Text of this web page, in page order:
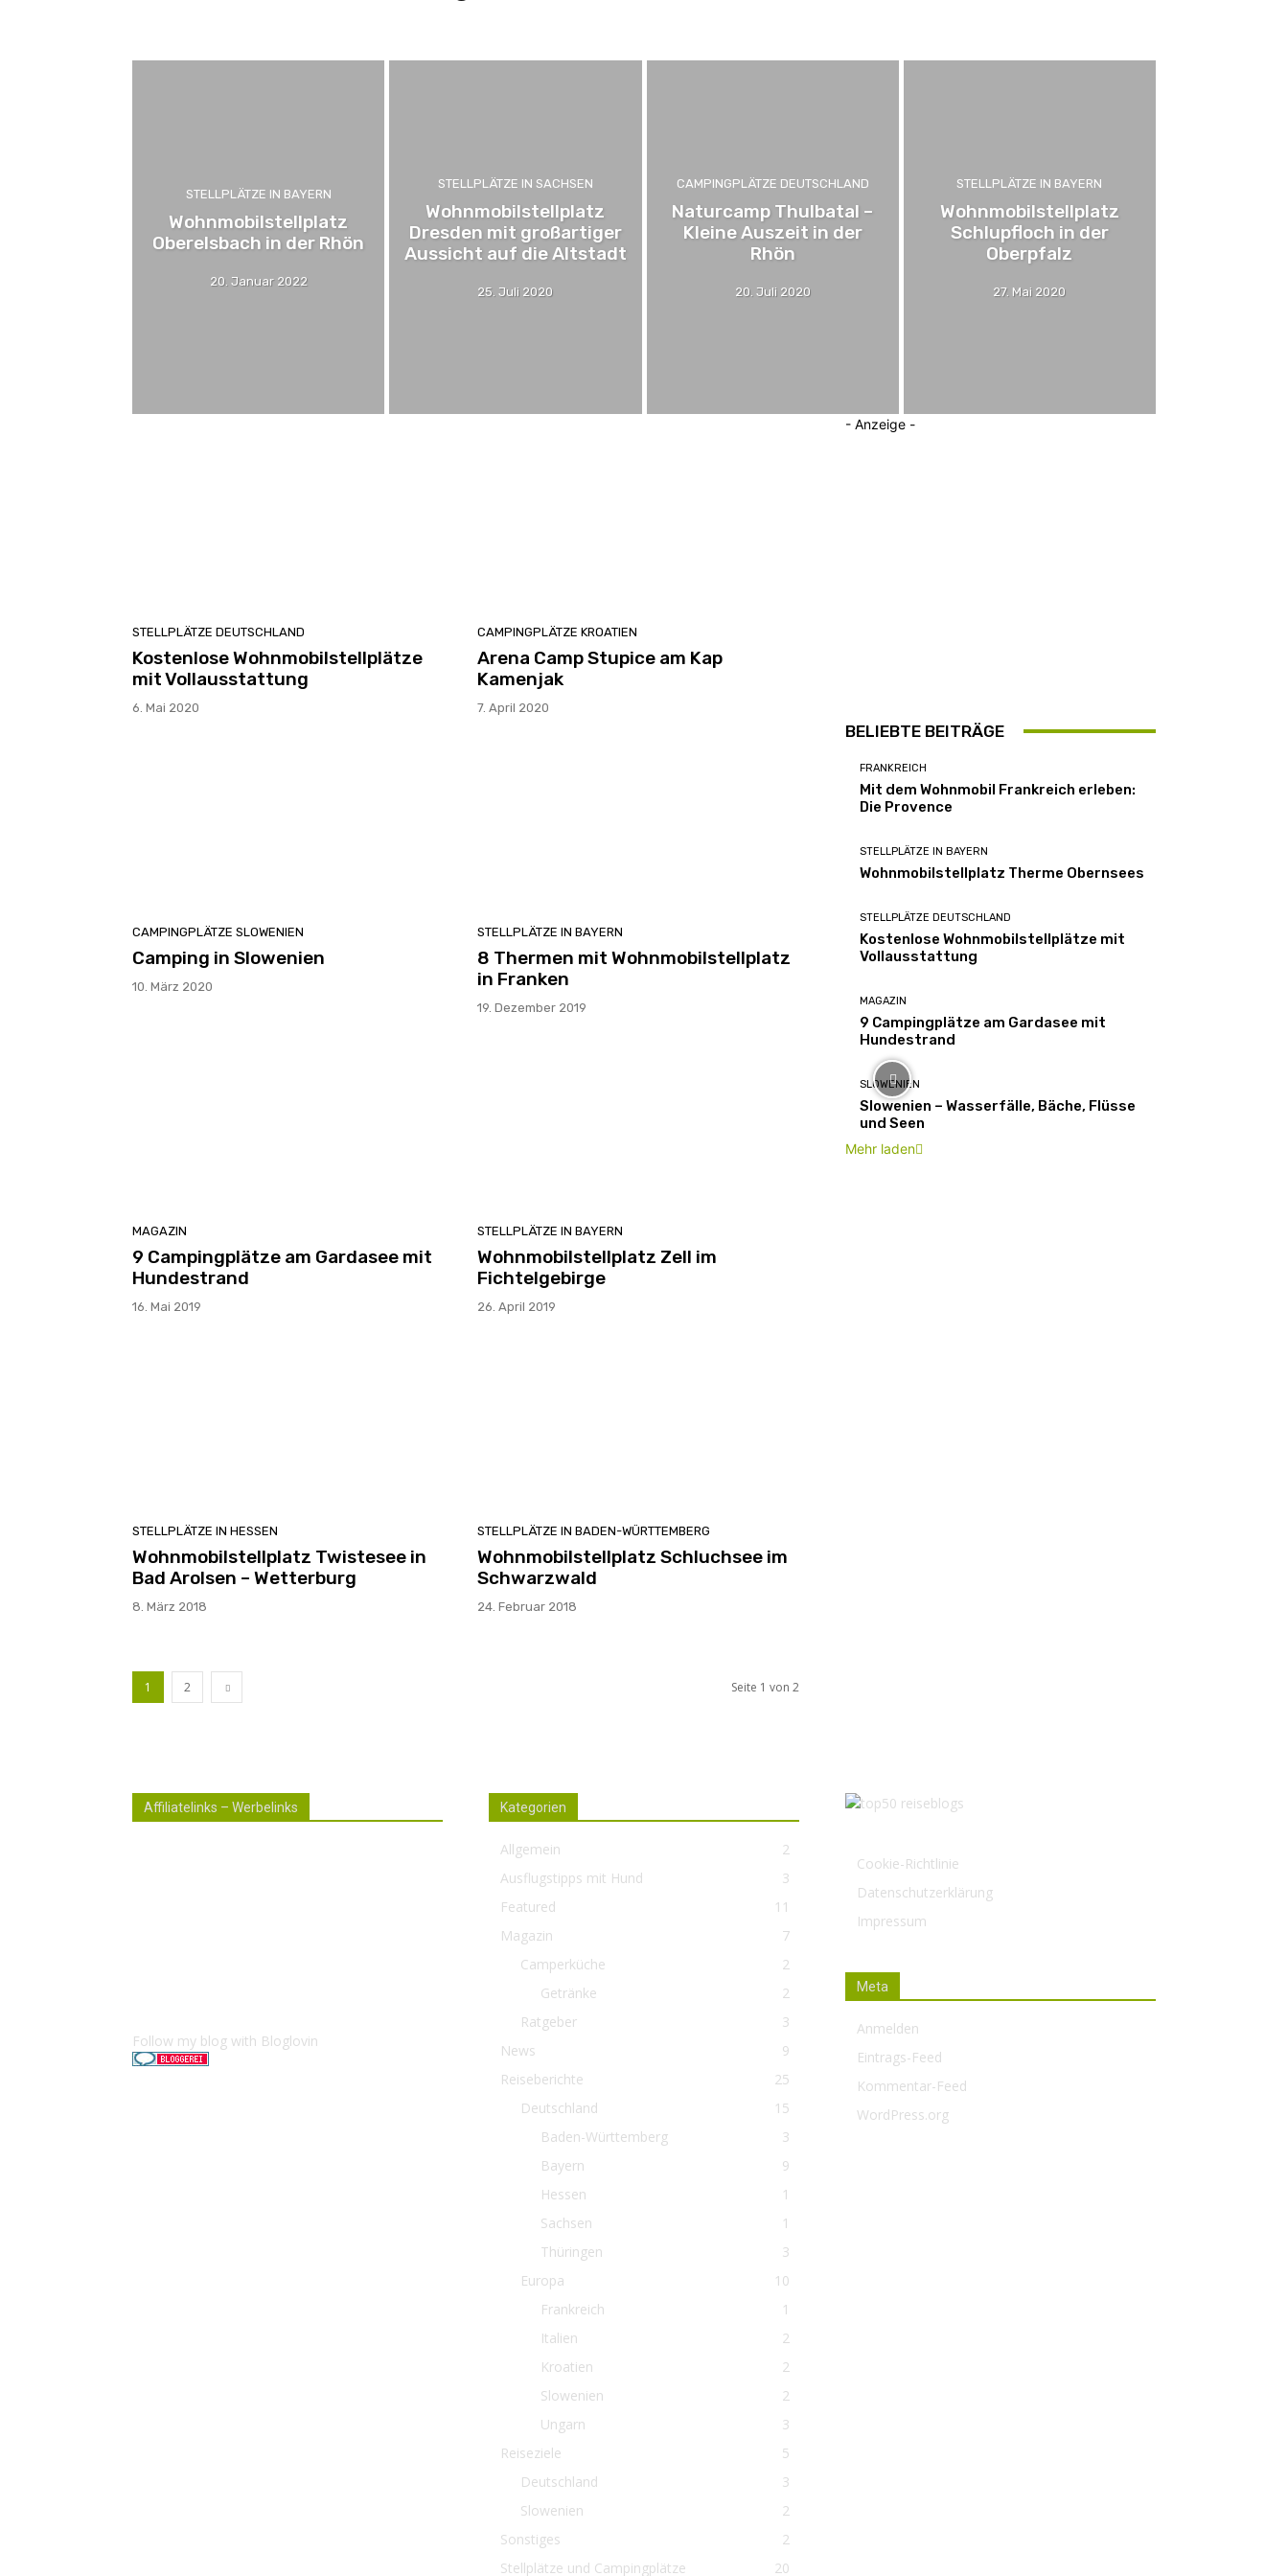
STELLPLÄTZE IN BAYERN
Wohnmobilstellplatz
Oberelsbach in der Rhön
20. Januar 2022
STELLPLÄTZE IN SACHSEN
Wohnmobilstellplatz
Dresden mit großartiger
Aussicht auf die Altstadt
25. Juli 2020
CAMPINGPLÄTZE DEUTSCHLAND
Naturcamp Thulbatal –
Kleine Auszeit in der
Rhön
20. Juli 2020
STELLPLÄTZE IN BAYERN
Wohnmobilstellplatz
Schlupfloch in der
Oberpfalz
27. Mai 2020
STELLPLÄTZE DEUTSCHLAND
Kostenlose Wohnmobilstellplätze
mit Vollausstattung
6. Mai 2020
CAMPINGPLÄTZE KROATIEN
Arena Camp Stupice am Kap
Kamenjak
7. April 2020
CAMPINGPLÄTZE SLOWENIEN
Camping in Slowenien
10. März 2020
STELLPLÄTZE IN BAYERN
8 Thermen mit Wohnmobilstellplatz
in Franken
19. Dezember 2019
MAGAZIN
9 Campingplätze am Gardasee mit
Hundestrand
16. Mai 2019
STELLPLÄTZE IN BAYERN
Wohnmobilstellplatz Zell im
Fichtelgebirge
26. April 2019
STELLPLÄTZE IN HESSEN
Wohnmobilstellplatz Twistesee in
Bad Arolsen – Wetterburg
8. März 2018
STELLPLÄTZE IN BADEN-WÜRTTEMBERG
Wohnmobilstellplatz Schluchsee im
Schwarzwald
24. Februar 2018
1 2 Seite 1 von 2
- Anzeige -
BELIEBTE BEITRÄGE
FRANKREICH
Mit dem Wohnmobil Frankreich erleben:
Die Provence
STELLPLÄTZE IN BAYERN
Wohnmobilstellplatz Therme Obernsees
STELLPLÄTZE DEUTSCHLAND
Kostenlose Wohnmobilstellplätze mit
Vollausstattung
MAGAZIN
9 Campingplätze am Gardasee mit
Hundestrand
SLOWENIEN
Slowenien – Wasserfälle, Bäche, Flüsse
und Seen
Mehr laden
Affiliatelinks – Werbelinks
Follow my blog with Bloglovin
Kategorien
Allgemein
2
Ausflugstipps mit Hund
3
Featured
11
Magazin
7
Camperküche
2
Getränke
2
Ratgeber
3
News
9
Reiseberichte
25
Deutschland
15
Baden-Württemberg
3
Bayern
9
Hessen
1
Sachsen
1
Thüringen
3
Europa
10
Frankreich
1
Italien
2
Kroatien
2
Slowenien
2
Ungarn
3
Reiseziele
5
Deutschland
3
Slowenien
2
Sonstiges
2
Stellplätze und Campingplätze
20
Cookie-Richtlinie
Datenschutzerklärung
Impressum
Meta
Anmelden
Eintrags-Feed
Kommentar-Feed
WordPress.org